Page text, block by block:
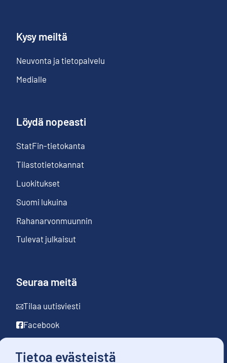
Tietoa evästeistä
Kysy meiltä
Neuvonta ja tietopalvelu
Medialle
Löydä nopeasti
StatFin-tietokanta
Tilastotietokannat
Luokitukset
Suomi lukuina
Rahanarvonmuunnin
Tulevat julkaisut
Seuraa meitä
Tilaa uutisviesti
Facebook